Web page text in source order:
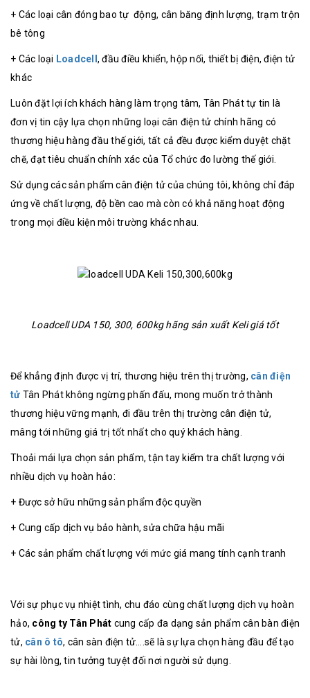
+ Các loại cân đóng bao tự động, cân băng định lượng, trạm trộn
bê tông
+ Các loại Loadcell , đầu điều khiển, hộp nối, thiết bị điện, điện tử
khác
Luôn đặt lợi ích khách hàng làm trọng tâm, Tân Phát tự tin là
đơn vị tin cậy lựa chọn những loại cân điện tử chính hãng có
thương hiệu hàng đầu thế giới, tất cả đều được kiểm duyệt chặt
chẽ, đạt tiêu chuẩn chính xác của Tổ chức đo lường thế giới.
Sử dụng các sản phẩm cân điện tử của chúng tôi, không chỉ đáp
ứng về chất lượng, độ bền cao mà còn có khả năng hoạt động
trong mọi điều kiện môi trường khác nhau.
Loadcell UDA 150, 300, 600kg hãng sản xuất Keli giá tốt
Để khẳng định được vị trí, thương hiệu trên thị trường, cân điện
tử Tân Phát không ngừng phấn đấu, mong muốn trở thành
thương hiệu vững mạnh, đi đầu trên thị trường cân điện tử,
mâng tới những giá trị tốt nhất cho quý khách hàng.
Thoải mái lựa chọn sản phẩm, tận tay kiểm tra chất lượng với
nhiều dịch vụ hoàn hảo:
+ Được sở hữu những sản phẩm độc quyền
+ Cung cấp dịch vụ bảo hành, sửa chữa hậu mãi
+ Các sản phẩm chất lượng với mức giá mang tính cạnh tranh
Với sự phục vụ nhiệt tình, chu đáo cùng chất lượng dịch vụ hoàn
hảo, công ty Tân Phát cung cấp đa dạng sản phẩm cân bàn điện
tử, cân ô tô, cân sàn điện tử….sẽ là sự lựa chọn hàng đầu để tạo
sự hài lòng, tin tưởng tuyệt đối nơi người sử dụng.